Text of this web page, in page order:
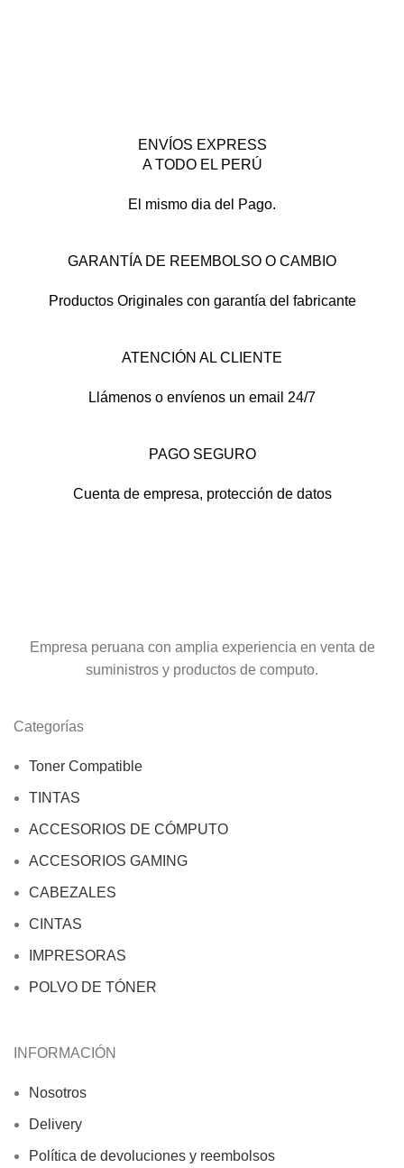
ENVÍOS EXPRESS
A TODO EL PERÚ
El mismo dia del Pago.
GARANTÍA DE REEMBOLSO O CAMBIO
Productos Originales con garantía del fabricante
ATENCIÓN AL CLIENTE
Llámenos o envíenos un email 24/7
PAGO SEGURO
Cuenta de empresa, protección de datos
Empresa peruana con amplia experiencia en venta de
suministros y productos de computo.
Categorías
Toner Compatible
TINTAS
ACCESORIOS DE CÓMPUTO
ACCESORIOS GAMING
CABEZALES
CINTAS
IMPRESORAS
POLVO DE TÓNER
INFORMACIÓN
Nosotros
Delivery
Política de devoluciones y reembolsos